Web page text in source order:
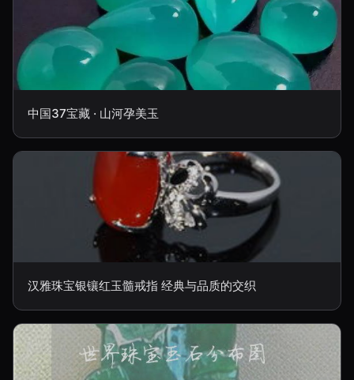
中国37宝藏 · 山河孕美玉
汉雅珠宝银镶红玉髓戒指 经典与品质的交织